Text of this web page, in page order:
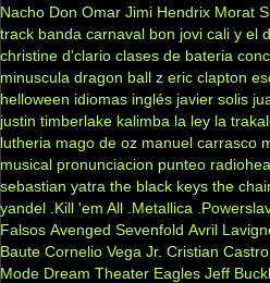
Nacho Don Omar Jimi Hendrix Morat
track banda carnaval bon jovi cali y el
christine d'clario clases de bateria
minuscula dragon ball z eric clapton
helloween idiomas inglés javier solis
justin timberlake kalimba la ley la
lutheria mago de oz manuel carrasco
musical pronunciacion punteo
sebastian yatra the black keys the
yandel .Kill 'em All .Metallica
Falsos Avenged Sevenfold Avril
Baute Cornelio Vega Jr. Cristian Castro
Mode Dream Theater Eagles Jeff